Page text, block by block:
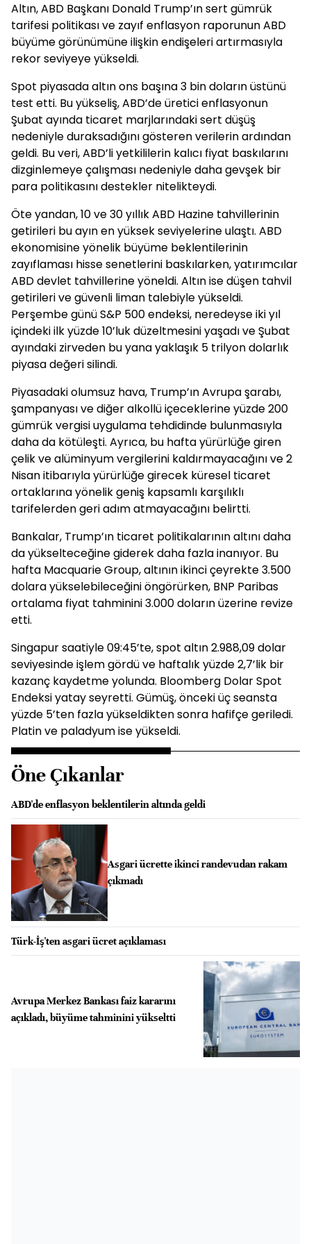
Altın, ABD Başkanı Donald Trump’ın sert gümrük
tarifesi politikası ve zayıf enflasyon raporunun ABD
büyüme görünümüne ilişkin endişeleri artırmasıyla
rekor seviyeye yükseldi.
Spot piyasada altın ons başına 3 bin doların üstünü
test etti. Bu yükseliş, ABD’de üretici enflasyonun
Şubat ayında ticaret marjlarındaki sert düşüş
nedeniyle duraksadığını gösteren verilerin ardından
geldi. Bu veri, ABD’li yetkililerin kalıcı fiyat baskılarını
dizginlemeye çalışması nedeniyle daha gevşek bir
para politikasını destekler nitelikteydi.
Öte yandan, 10 ve 30 yıllık ABD Hazine tahvillerinin
getirileri bu ayın en yüksek seviyelerine ulaştı. ABD
ekonomisine yönelik büyüme beklentilerinin
zayıflaması hisse senetlerini baskılarken, yatırımcılar
ABD devlet tahvillerine yöneldi. Altın ise düşen tahvil
getirileri ve güvenli liman talebiyle yükseldi.
Perşembe günü S&P 500 endeksi, neredeyse iki yıl
içindeki ilk yüzde 10’luk düzeltmesini yaşadı ve Şubat
ayındaki zirveden bu yana yaklaşık 5 trilyon dolarlık
piyasa değeri silindi.
Piyasadaki olumsuz hava, Trump’ın Avrupa şarabı,
şampanyası ve diğer alkollü içeceklerine yüzde 200
gümrük vergisi uygulama tehdidinde bulunmasıyla
daha da kötüleşti. Ayrıca, bu hafta yürürlüğe giren
çelik ve alüminyum vergilerini kaldırmayacağını ve 2
Nisan itibarıyla yürürlüğe girecek küresel ticaret
ortaklarına yönelik geniş kapsamlı karşılıklı
tarifelerden geri adım atmayacağını belirtti.
Bankalar, Trump’ın ticaret politikalarının altını daha
da yükselteceğine giderek daha fazla inanıyor. Bu
hafta Macquarie Group, altının ikinci çeyrekte 3.500
dolara yükselebileceğini öngörürken, BNP Paribas
ortalama fiyat tahminini 3.000 doların üzerine revize
etti.
Singapur saatiyle 09:45’te, spot altın 2.988,09 dolar
seviyesinde işlem gördü ve haftalık yüzde 2,7’lik bir
kazanç kaydetme yolunda. Bloomberg Dolar Spot
Endeksi yatay seyretti. Gümüş, önceki üç seansta
yüzde 5’ten fazla yükseldikten sonra hafifçe geriledi.
Platin ve paladyum ise yükseldi.
Öne Çıkanlar
ABD'de enflasyon beklentilerin altında geldi
Asgari ücrette ikinci randevudan rakam
çıkmadı
Türk-İş'ten asgari ücret açıklaması
Avrupa Merkez Bankası faiz kararını
açıkladı, büyüme tahminini yükseltti